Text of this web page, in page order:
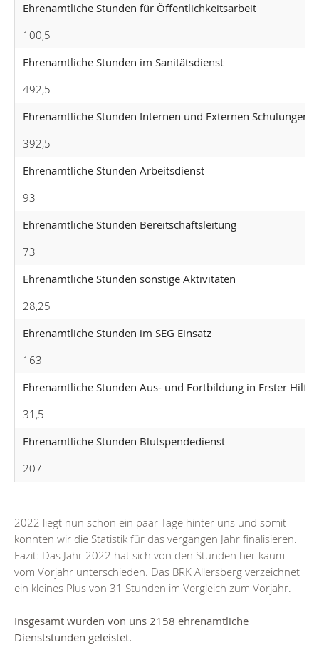
Ehrenamtliche Stunden für Öffentlichkeitsarbeit
100,5
Ehrenamtliche Stunden im Sanitätsdienst
492,5
Ehrenamtliche Stunden Internen und Externen Schulungen
392,5
Ehrenamtliche Stunden Arbeitsdienst
93
Ehrenamtliche Stunden Bereitschaftsleitung
73
Ehrenamtliche Stunden sonstige Aktivitäten
28,25
Ehrenamtliche Stunden im SEG Einsatz
163
Ehrenamtliche Stunden Aus- und Fortbildung in Erster Hilfe
31,5
Ehrenamtliche Stunden Blutspendedienst
207
2022 liegt nun schon ein paar Tage hinter uns und somit
konnten wir die Statistik für das vergangen Jahr finalisieren.
Fazit: Das Jahr 2022 hat sich von den Stunden her kaum
vom Vorjahr unterschieden. Das BRK Allersberg verzeichnet
ein kleines Plus von 31 Stunden im Vergleich zum Vorjahr.
Insgesamt wurden von uns 2158 ehrenamtliche
Dienststunden geleistet.